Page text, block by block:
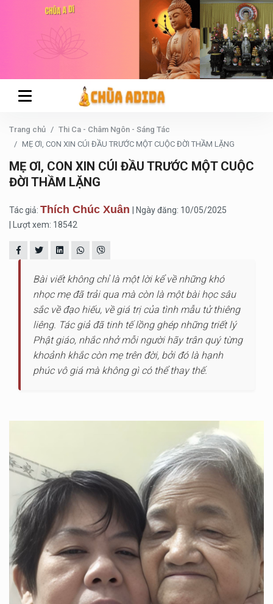
Trang chủ
Thi Ca - Châm Ngôn - Sáng Tác
MẸ ƠI, CON XIN CÚI ĐẦU TRƯỚC MỘT CUỘC ĐỜI THẦM LẶNG
MẸ ƠI, CON XIN CÚI ĐẦU TRƯỚC MỘT CUỘC
ĐỜI THẦM LẶNG
Tác giả: Thích Chúc Xuân
| Ngày đăng: 10/05/2025
| Lượt xem: 18542
Bài viết không chỉ là một lời kể về những khó
nhọc mẹ đã trải qua mà còn là một bài học sâu
sắc về đạo hiếu, về giá trị của tình mẫu tử thiêng
liêng. Tác giả đã tinh tế lồng ghép những triết lý
Phật giáo, nhắc nhở mỗi người hãy trân quý từng
khoảnh khắc còn mẹ trên đời, bởi đó là hạnh
phúc vô giá mà không gì có thể thay thế.